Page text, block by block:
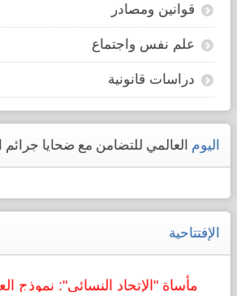
قوانين ومصادر
علم نفس واجتماع
دراسات قانونية
اليوم العالمي للتضامن مع ضحايا
الإفتتاحية
مأساة "الإتحاد النسائي": نموذج